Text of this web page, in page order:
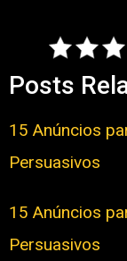
Posts
15 Anúncios
Persuasivos
15 Anúncios
Persuasivos